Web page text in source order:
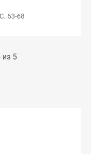
63-68
из 5